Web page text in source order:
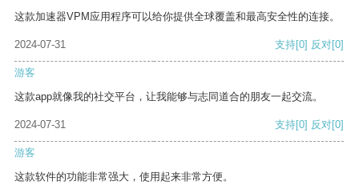
这款加速器VPM应用程序可以给你提供全球覆盖和最高安全性的连接。
2024-07-31 支持[0] 反对[0]
游客
这款app就像我的社交平台，让我能够与志同道合的朋友一起交流。
2024-07-31 支持[0] 反对[0]
游客
这款软件的功能非常强大，使用起来非常方便。